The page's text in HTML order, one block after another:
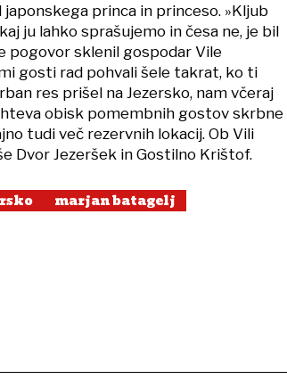
princa in princeso. »Kljub
ju lahko sprašujemo in česa ne, je bil
pogovor sklenil gospodar Vile
gosti rad pohvali šele takrat, ko ti
res prišel na Jezersko, nam včeraj
obisk pomembnih gostov skrbne
tudi več rezervnih lokacij. Ob Vili
Dvor Jezeršek in Gostilno Krištof.
marjan batagelj